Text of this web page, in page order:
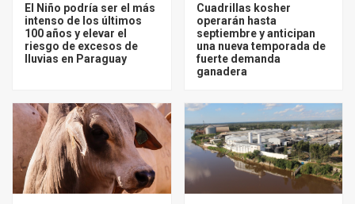
El Niño podría ser el más
intenso de los últimos
100 años y elevar el
riesgo de excesos de
lluvias en Paraguay
Cuadrillas kosher
operarán hasta
septiembre y anticipan
una nueva temporada de
fuerte demanda
ganadera